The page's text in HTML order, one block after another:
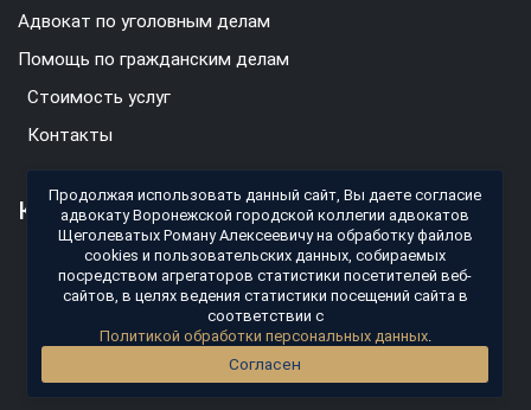
Адвокат по уголовным делам
Помощь по гражданским делам
Стоимость услуг
Контакты
КОНТАКТЫ
г. Воронеж, ул. Кирова, д.9
Продолжая использовать данный сайт, Вы даете согласие
адвокату Воронежской городской коллегии адвокатов
Щеголеватых Роману Алексеевичу на обработку файлов
cookies и пользовательских данных, собираемых
посредством агрегаторов статистики посетителей веб-
сайтов, в целях ведения статистики посещений сайта в
соответствии с
Политикой обработки персональных данных.
Согласен